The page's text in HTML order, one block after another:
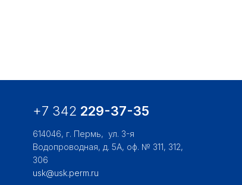
+7 342 229-37-35
614046, г. Пермь, ул. 3-я
Водопроводная, д. 5А, оф. № 311, 312,
306
usk@usk.perm.ru